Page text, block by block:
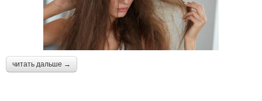
читать дальше →